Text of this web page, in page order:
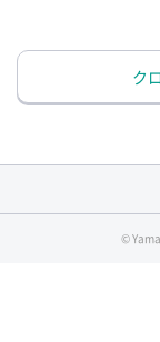
ク
©